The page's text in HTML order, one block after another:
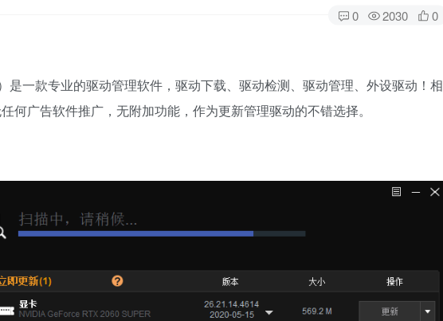
0 2030 0
是一款专业的驱动管理软件，驱动下载、驱动检测、驱动管理、外设驱动！相
何广告软件推广，无附加功能，作为更新管理驱动的不错选择。